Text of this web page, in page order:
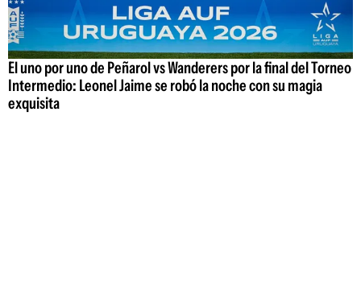
El uno por uno de Peñarol vs Wanderers por la final del Torneo
Intermedio: Leonel Jaime se robó la noche con su magia
exquisita